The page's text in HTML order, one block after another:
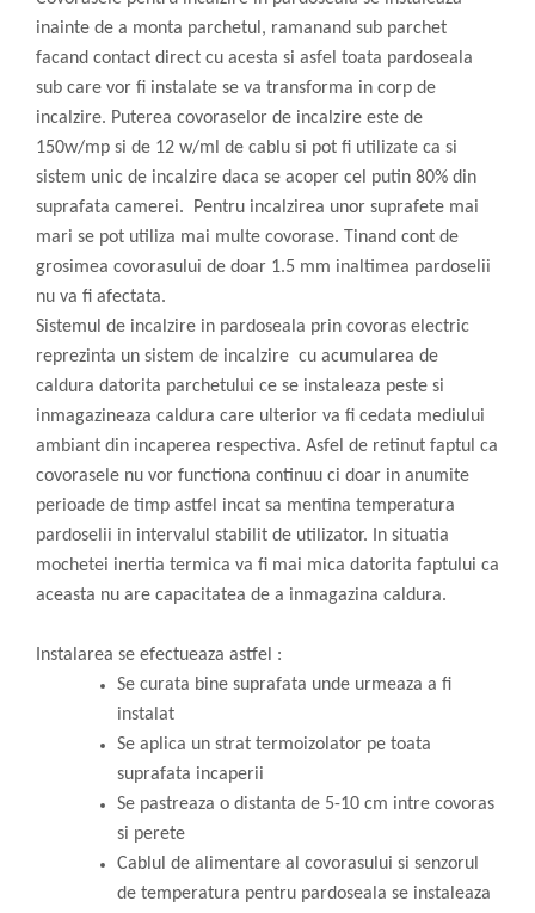
inainte de a monta parchetul, ramanand sub parchet
facand contact direct cu acesta si asfel toata pardoseala
sub care vor fi instalate se va transforma in corp de
incalzire. Puterea covoraselor de incalzire este de
150w/mp si de 12 w/ml de cablu si pot fi utilizate ca si
sistem unic de incalzire daca se acoper cel putin 80% din
suprafata camerei. Pentru incalzirea unor suprafete mai
mari se pot utiliza mai multe covorase. Tinand cont de
grosimea covorasului de doar 1.5 mm inaltimea pardoselii
nu va fi afectata.
Sistemul de incalzire in pardoseala prin covoras electric
reprezinta un sistem de incalzire cu acumularea de
caldura datorita parchetului ce se instaleaza peste si
inmagazineaza caldura care ulterior va fi cedata mediului
ambiant din incaperea respectiva. Asfel de retinut faptul ca
covorasele nu vor functiona continuu ci doar in anumite
perioade de timp astfel incat sa mentina temperatura
pardoselii in intervalul stabilit de utilizator. In situatia
mochetei inertia termica va fi mai mica datorita faptului ca
aceasta nu are capacitatea de a inmagazina caldura.
Instalarea se efectueaza astfel :
Se curata bine suprafata unde urmeaza a fi
instalat
Se aplica un strat termoizolator pe toata
suprafata incaperii
Se pastreaza o distanta de 5-10 cm intre covoras
si perete
Cablul de alimentare al covorasului si senzorul
de temperatura pentru pardoseala se instaleaza